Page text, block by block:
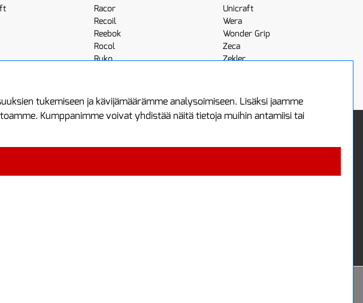
Racor
Recoil
Reebok
Rocol
Ruko
Unicraft
Wera
Wonder Grip
Zeca
Zekler
Protools Oy
Tuottajankatu 13
Uutiskirje
Tilaa maksuton uutiskirjeemme
tukemiseen ja kävijämäärämme analysoimiseen. Lisäksi jaamme
Kumppanimme voivat yhdistää näitä tietoja muihin antamiisi tai